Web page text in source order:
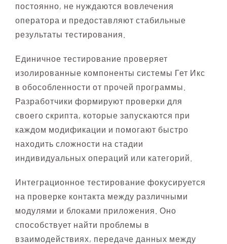
постоянно, не нуждаются вовлечения
оператора и предоставляют стабильные
результаты тестирования.
Единичное тестирование проверяет
изолированные компоненты системы Гет Икс
в обособленности от прочей программы.
Разработчики формируют проверки для
своего скрипта, которые запускаются при
каждом модификации и помогают быстро
находить сложности на стадии
индивидуальных операций или категорий.
Интеграционное тестирование фокусируется
на проверке контакта между различными
модулями и блоками приложения. Оно
способствует найти проблемы в
взаимодействиях, передаче данных между